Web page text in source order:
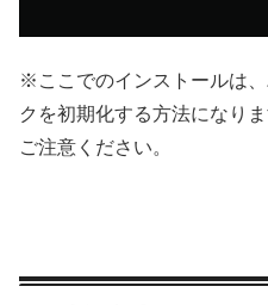
※ここでのインストールは
クを初期化する方法になり
ご注意ください。